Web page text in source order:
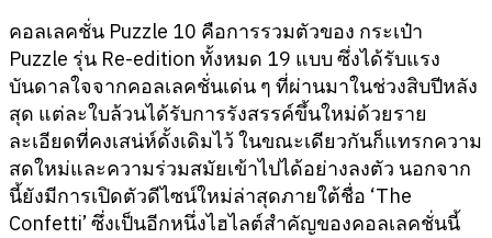
คอลเลคชั่น Puzzle 10 คือการรวมตัวของ กระเป๋า
Puzzle รุ่น Re-edition ทั้งหมด 19 แบบ ซึ่งได้รับแรง
บันดาลใจจากคอลเลคชั่นเด่น ๆ ที่ผ่านมาในช่วงสิบปีหลัง
สุด แต่ละใบล้วนได้รับการรังสรรค์ขึ้นใหม่ด้วยราย
ละเอียดที่คงเสน่ห์ดั้งเดิมไว้ ในขณะเดียวกันก็แทรกความ
สดใหม่และความร่วมสมัยเข้าไปได้อย่างลงตัว นอกจาก
นี้ยังมีการเปิดตัวดีไซน์ใหม่ล่าสุดภายใต้ชื่อ ‘The
Confetti’ ซึ่งเป็นอีกหนึ่งไฮไลต์สำคัญของคอลเลคชั่นนี้